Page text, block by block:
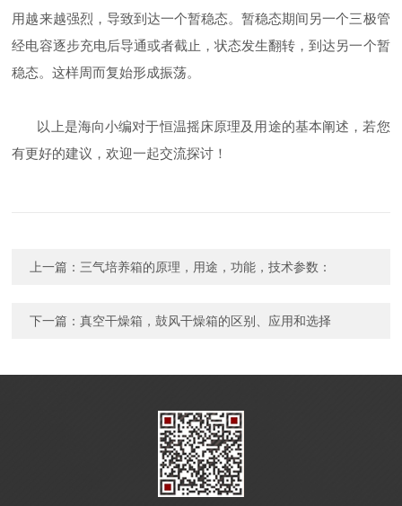
用越来越强烈，导致到达一个暂稳态。暂稳态期间另一个三极管
经电容逐步充电后导通或者截止，状态发生翻转，到达另一个暂
稳态。这样周而复始形成振荡。
以上是海向小编对于恒温摇床原理及用途的基本阐述，若您
有更好的建议，欢迎一起交流探讨！
上一篇： 三气培养箱的原理，用途，功能，技术参数：
下一篇：真空干燥箱，鼓风干燥箱的区别、应用和选择